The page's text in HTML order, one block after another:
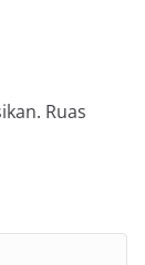
Ruas